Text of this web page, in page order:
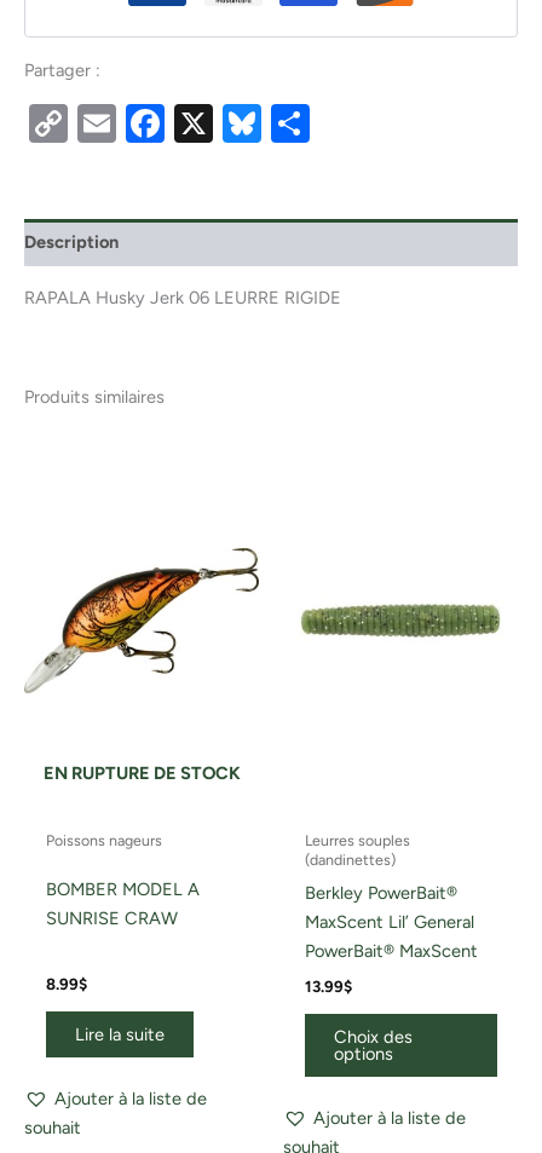
Partager :
CopyEmailFacebook
X Bluesky
Description
RAPALA Husky Jerk 06 LEURRE RIGIDE
Produits similaires
EN RUPTURE DE STOCK
Poissons nageurs
BOMBER MODEL A
SUNRISE CRAW
8.99$
Lire la suite
Ajouter à la liste de
souhait
Leurres souples
(dandinettes)
Berkley PowerBait®
MaxScent Lil’ General
PowerBait® MaxScent
13.99$
Choix des
options
Ajouter à la liste de
souhait